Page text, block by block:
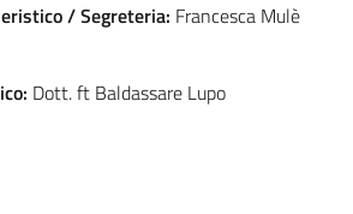
/ Segreteria: Francesca Mulè
Dott. ft Baldassare Lupo